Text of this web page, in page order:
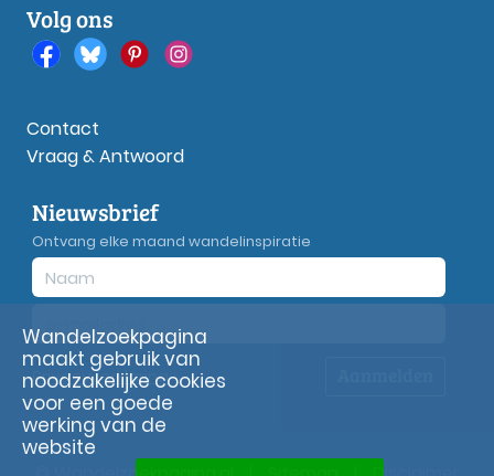
Volg ons
Contact
Vraag & Antwoord
Nieuwsbrief
Ontvang elke maand wandelinspiratie
Privacyverklaring
Wandelzoekpagina
maakt gebruik van
noodzakelijke cookies
voor een goede
werking van de
website